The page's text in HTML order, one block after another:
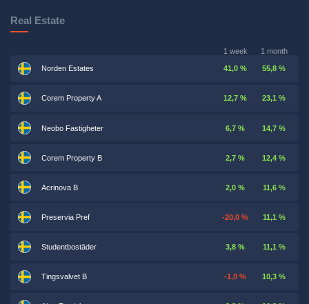
Real Estate
1 week 1 month
Norden Estates 41,0 % 55,8 %
Corem Property A 12,7 % 23,1 %
Neobo Fastigheter 6,7 % 14,7 %
Corem Property B 2,7 % 12,4 %
Acrinova B 2,0 % 11,6 %
Preservia Pref -20,0 % 11,1 %
Studentbostäder 3,8 % 11,1 %
Tingsvalvet B -1,0 % 10,3 %